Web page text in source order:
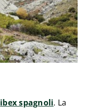
ibex spagnoli. La